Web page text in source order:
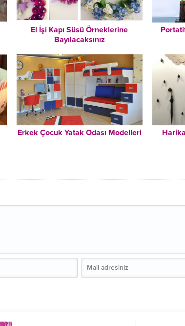
El İşi Kapı Süsü Örneklerine
Bayılacaksınız
Erkek Çocuk Yatak Odası Modelleri